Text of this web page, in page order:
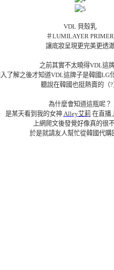
VDL 貝殼乳
＃LUMILAYER PRIMER
讓底妝呈現更完美更透
之前其實不太曉得VDL這
了解之後才知道VDL這牌子是韓國LG
聽說在韓國也挺熱賣的（?
為什麼會知道這瓶呢？
是某天看到我的女神 Alley艾莉在直播
上網爬文後發覺好像真的很
於是就請友人幫忙從韓國代購